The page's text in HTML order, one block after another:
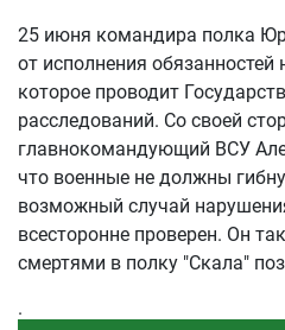
25 июня командира полка
от исполнения
которое проводит
расследований. Со своей
главнокомандующий ВСУ
что военные не должны
возможный случай
всесторонне проверен. Он
смертями в полку "Скала"
.